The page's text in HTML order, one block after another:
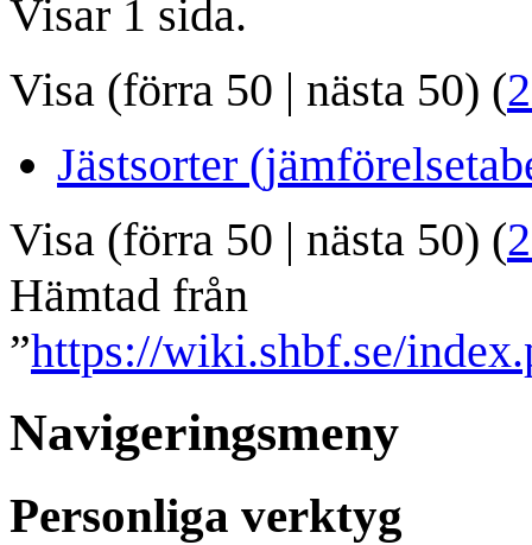
Visar 1 sida.
Visa (förra 50 | nästa 50) (
Jästsorter
Visa (förra 50 | nästa 50) (
Hämtad från
”https://wiki.shbf.se/
Navigeringsmeny
Personliga verktyg